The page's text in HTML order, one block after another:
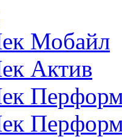
Мобайл
Актив